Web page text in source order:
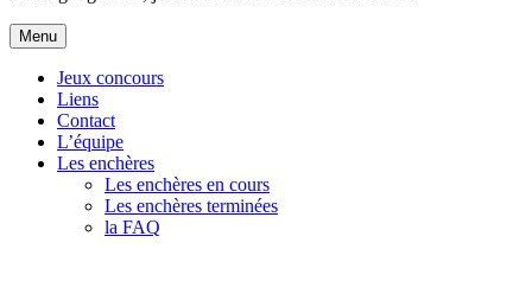
Menu Aller
au
contenu
Jeux concours
Liens
Contact
L’équipe
Les enchères
Les enchères en cours
Les enchères terminées
la FAQ